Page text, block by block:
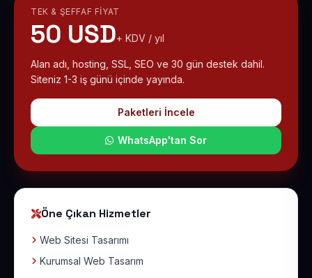
TEK & ŞEFFAF FIYAT
50 USD+ KDV / yıl
Alan adı, hosting, SSL, SEO ve 30 gün destek dahil.
Siteniz 1-3 iş günü içinde yayında.
Paketleri İncele
WhatsApp'tan Sor
Öne Çıkan Hizmetler
Web Sitesi Tasarımı
Kurumsal Web Tasarım